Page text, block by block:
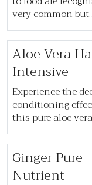
ซ่อมแซมและสร้างพลัง
very common but
difficult to
will test for the
common groups
‘trigger foods’
systematic
elimination from
diet. Ideal for
suffering from
issues with no
or discernible
Please contact us
appointment.
Aloe Vera
Intensive
Experience the
conditioning
this pure aloe
treatment. By
the ingredients
gardens only an
beforehand, we
Ginger Pure
Nutrient